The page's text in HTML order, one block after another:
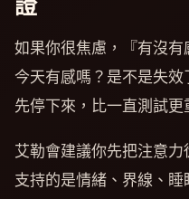
如果你很焦慮，『有沒有
今天有感嗎？是不是失
先停下來，比一直測試更
艾勒會建議你先把注意
支持的是情緒、界線、